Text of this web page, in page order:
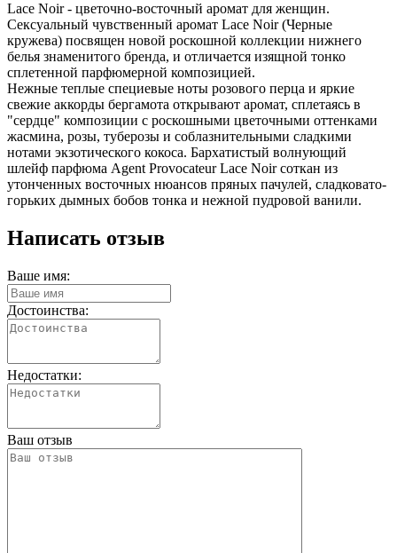
Lace Noir - цветочно-восточный аромат для женщин.
Сексуальный чувственный аромат Lace Noir (Черные
кружева) посвящен новой роскошной коллекции нижнего
белья знаменитого бренда, и отличается изящной тонко
сплетенной парфюмерной композицией.
Нежные теплые специевые ноты розового перца и яркие
свежие аккорды бергамота открывают аромат, сплетаясь в
"сердце" композиции с роскошными цветочными оттенками
жасмина, розы, туберозы и соблазнительными сладкими
нотами экзотического кокоса. Бархатистый волнующий
шлейф парфюма Agent Provocateur Lace Noir соткан из
утонченных восточных нюансов пряных пачулей, сладковато-
горьких дымных бобов тонка и нежной пудровой ванили.
Написать отзыв
Ваше имя:
Достоинства:
Недостатки:
Ваш отзыв